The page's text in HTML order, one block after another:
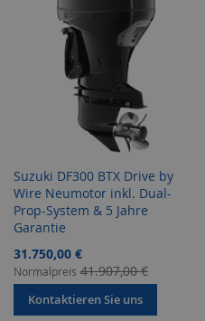
Suzuki DF300 BTX Drive by
Wire Neumotor inkl. Dual-
Prop-System & 5 Jahre
Garantie
Sonderangebot
31.750,00 €
Normalpreis 41.907,00 €
Kontaktieren Sie uns